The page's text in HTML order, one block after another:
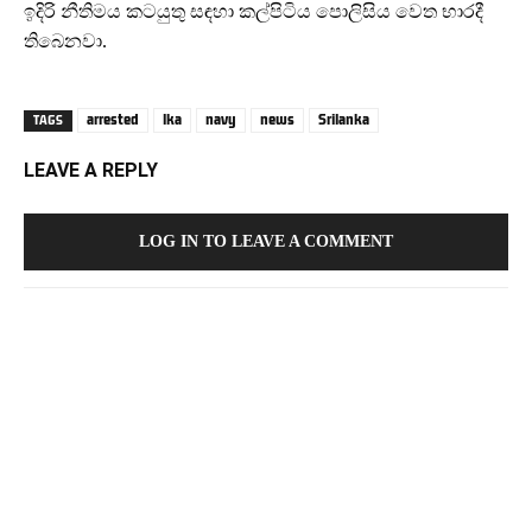
ඉදිරි නීතිමය කටයුතු සඳහා කල්පිටිය පොලිසිය වෙත භාරදී
තිබෙනවා.
TAGS arrested lka navy news Srilanka
LEAVE A REPLY
LOG IN TO LEAVE A COMMENT